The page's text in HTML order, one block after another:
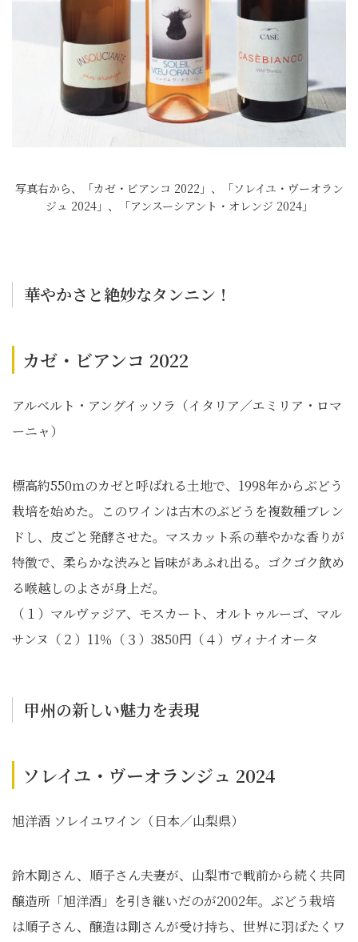
写真右から、「カゼ・ビアンコ 2022」、「ソレイユ・ヴーオラン
ジュ 2024」、「アンスーシアント・オレンジ 2024」
華やかさと絶妙なタンニン！
カゼ・ビアンコ 2022
アルベルト・アングイッソラ（イタリア／エミリア・ロマ
ーニャ）
標高約550ｍのカゼと呼ばれる土地で、1998年からぶどう
栽培を始めた。このワインは古木のぶどうを複数種ブレン
ドし、皮ごと発酵させた。マスカット系の華やかな香りが
特徴で、柔らかな渋みと旨味があふれ出る。ゴクゴク飲め
る喉越しのよさが身上だ。
（１）マルヴァジア、モスカート、オルトゥルーゴ、マル
サンヌ（２）11％（３）3850円（４）ヴィナイオータ
甲州の新しい魅力を表現
ソレイユ・ヴーオランジュ 2024
旭洋酒 ソレイユワイン（日本／山梨県）
鈴木剛さん、順子さん夫妻が、山梨市で戦前から続く共同
醸造所「旭洋酒」を引き継いだのが2002年。ぶどう栽培
は順子さん、醸造は剛さんが受け持ち、世界に羽ばたくワ